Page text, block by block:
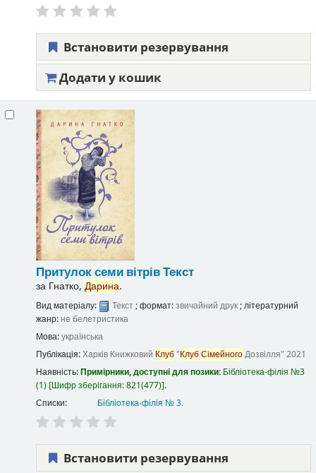
Встановити резервування
Додати у кошик
Притулок семи вітрівТекст
за Гнатко, Дарина.
Вид матеріалу: Текст; формат:звичайний друк; літературний
жанр: не белетристика
Мова:українська
Публікація:Харків Книжковий Клуб"КлубСімейногоДозвілля" 2021
Наявність:Примірники, доступні для позики: Бібліотека-філія №3
(1) Шифр зберігання:821(477) .
Списки:
Бібліотека-філія № 3.
Встановити резервування